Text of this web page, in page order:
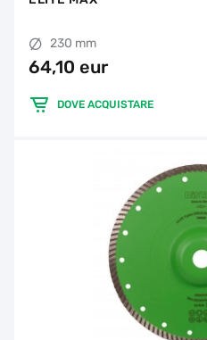
230 mm
64,10 eur
DOVE ACQUISTARE